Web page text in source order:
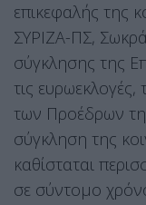
επικεφαλής της
ΣΥΡΙΖΑ-ΠΣ,
σύγκλησης της
τις
των Προέδρων
σύγκληση της
καθίσταται
σε σύντομο